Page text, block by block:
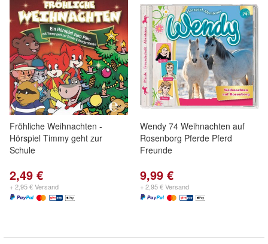
Fröhliche Weihnachten -
Hörspiel Timmy geht zur
Schule
2,49 €
+ 2,95 € Versand
Wendy 74 Weihnachten auf
Rosenborg Pferde Pferd
Freunde
9,99 €
+ 2,95 € Versand